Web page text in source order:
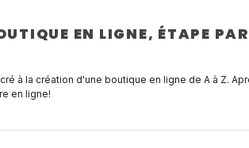
EN LIGNE, ÉTAPE
à la création d'une boutique en ligne de A à Z.
en ligne!